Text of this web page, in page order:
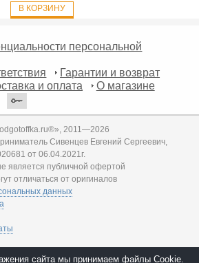
В КОРЗИНУ
персональной
Гарантии и возврат
и оплата
О магазине
2011—2026
Сивенцев Евгений Сергеевич,
от 06.04.2021г.
является публичной офертой
отличаться от оригиналов
данных
сайта мы принимаем файлы Cookie.